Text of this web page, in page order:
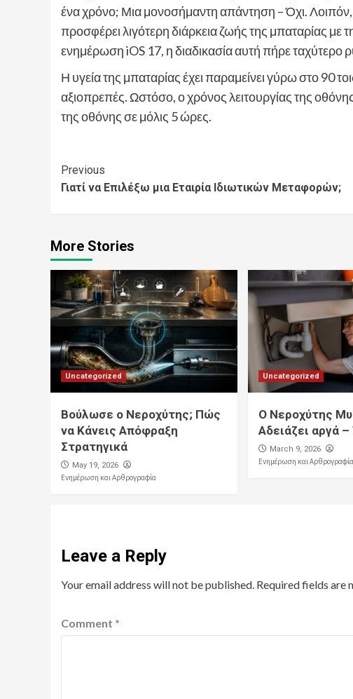
ένα χρόνο; Μια μονοσήμαντη απάντηση – Όχι. Λοιπόν,
προσφέρει λιγότερη διάρκεια ζωής της μπαταρίας
ενημέρωση iOS 17, η διαδικασία αυτή πήρε ταχύτερο
Η υγεία της μπαταρίας έχει παραμείνει γύρω στο 90
αξιοπρεπές. Ωστόσο, ο χρόνος λειτουργίας της
της οθόνης σε μόλις 5 ώρες.
Continue
Reading
Previous
Γιατί να Επιλέξω μια Εταιρία Ιδιωτικών Μεταφορών;
More Stories
Uncategorized
Βούλωσε ο Νεροχύτης; Πώς
να Κάνεις Απόφραξη
Στρατηγικά
May 19, 2026
Ενημέρωση και Αρθρογραφία
Uncategorized
Ο Νεροχύτης
Αδειάζει αργά
March 9, 2026
Ενημέρωση και Αρθρογραφία
Leave a Reply
Your email address will not be published. Required fields are
Comment *